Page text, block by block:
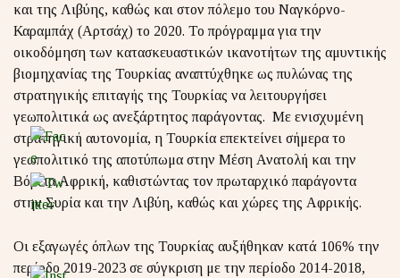
και της Λιβύης, καθώς και στον πόλεμο του Ναγκόρνο-
Καραμπάχ (Αρτσάχ) το 2020. Το πρόγραμμα για την
οικοδόμηση των κατασκευαστικών ικανοτήτων της αμυντικής
βιομηχανίας της Τουρκίας αναπτύχθηκε ως πυλώνας της
στρατηγικής επιταγής της Τουρκίας να λειτουργήσει
γεωπολιτικά ως ανεξάρτητος παράγοντας. Με ενισχυμένη
στρατηγική αυτονομία, η Τουρκία επεκτείνει σήμερα το
γεωπολιτικό της αποτύπωμα στην Μέση Ανατολή και την
Βόρεια Αφρική, καθιστώντας τον πρωταρχικό παράγοντα
στην Συρία και την Λιβύη, καθώς και χώρες της Αφρικής.
Οι εξαγωγές όπλων της Τουρκίας αυξήθηκαν κατά 106% την
περίοδο 2019-2023 σε σύγκριση με την περίοδο 2014-2018,